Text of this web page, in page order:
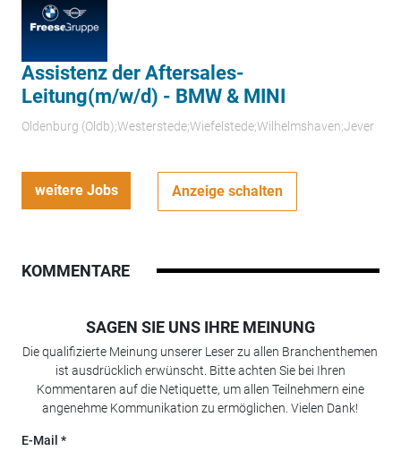
Assistenz der Aftersales-
Leitung(m/w/d) - BMW & MINI
Oldenburg (Oldb);Westerstede;Wiefelstede;Wilhelmshaven;Jever
weitere Jobs Anzeige schalten
KOMMENTARE
SAGEN SIE UNS IHRE MEINUNG
Die qualifizierte Meinung unserer Leser zu allen Branchenthemen
ist ausdrücklich erwünscht. Bitte achten Sie bei Ihren
Kommentaren auf die Netiquette, um allen Teilnehmern eine
angenehme Kommunikation zu ermöglichen. Vielen Dank!
E-Mail